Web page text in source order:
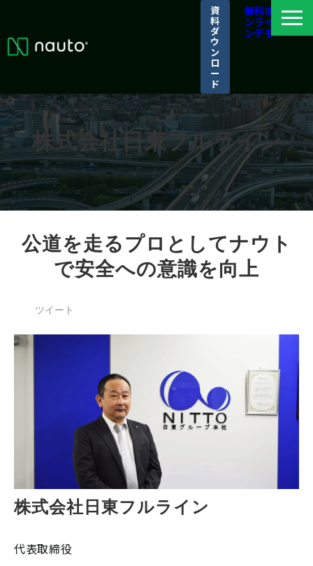
資
料
ダ
ウ
ン
ロ
ー
ド
無料オ
ンライ
ンデモ
ナウトとは
選ばれる理由
導入事例
パートナーシップ/アライアンス
ログイン
株式会社日東フルライン
公道を走るプロとしてナウト
で安全への意識を向上
ツイート
株式会社日東フルライン
代表取締役